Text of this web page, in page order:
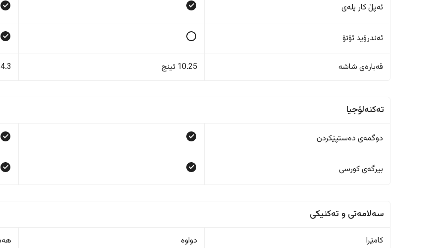
ئەپڵ کار پلەی
ئەندرۆید ئۆتۆ
قەبارەی شاشە 10.25 ئینج 14.3
تەکنەلۆجیا
دوگمەی دەستپێکردن
بیرگەی کورسی
سەلامەتی و تەکنیکی
کامێرا دواوە